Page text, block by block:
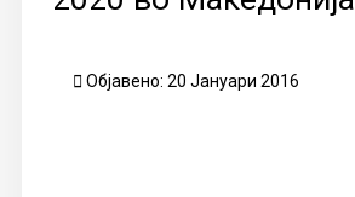
Објавено: 20 Јануари 2016